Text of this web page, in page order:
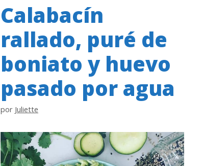
Calabacín
rallado, puré de
boniato y huevo
pasado por agua
por Juliette